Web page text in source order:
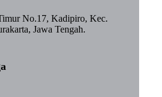
No.17, Kadipiro, Kec.
Jawa Tengah.